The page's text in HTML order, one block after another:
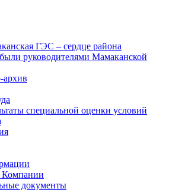
ГЭС – сердце района
руководителями Мамаканской
специальной оценки условий
Компании
документы